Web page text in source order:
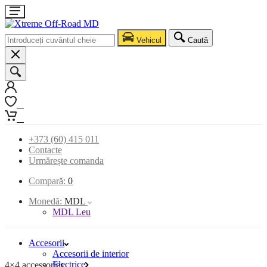
Vehicul Caută
+373 (60) 415 011
Contacte
Urmărește comanda
Compară: 0
Monedă: MDL
MDL Leu
Accesorii
Accesorii de interior
Electrice
4×4 accessories